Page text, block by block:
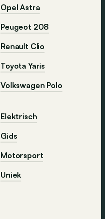
Opel Astra
Peugeot 208
Renault Clio
Toyota Yaris
Volkswagen Polo
Elektrisch
Gids
Motorsport
Uniek